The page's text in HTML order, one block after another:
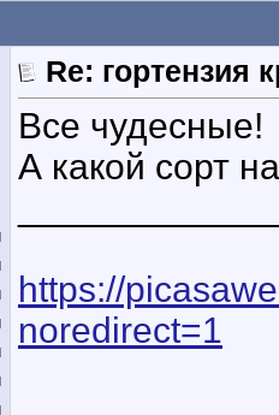
Re: гортензия
Все чудесные!
А какой сорт
https://
noredirect=1